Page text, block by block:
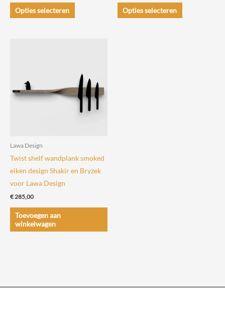
was:
€ 199,00.
is:
€ 149,00.
Opties selecteren
Dit
product
optie
kan
gekozen
productpagina
Opties selecteren
Dit
product
Lawa Design
Twist shelf wandplank smoked
eiken design Shakir en Bryzek
voor Lawa Design
€285,00
Toevoegen aan
winkelwagen